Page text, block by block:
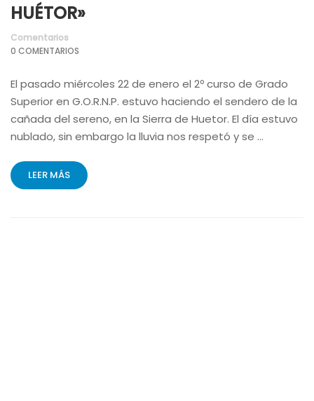
HUÉTOR»
Comentarios
0 COMENTARIOS
El pasado miércoles 22 de enero el 2º curso de Grado
Superior en G.O.R.N.P. estuvo haciendo el sendero de la
cañada del sereno, en la Sierra de Huetor. El día estuvo
nublado, sin embargo la lluvia nos respetó y se …
LEER MÁS